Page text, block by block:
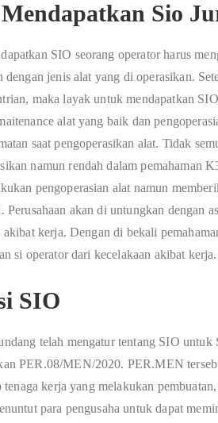
Sio
SIO seorang operator harus
dengan jenis alat yang di operasikan.
maka layak untuk mendapatkan
alat yang baik dan
saat pengoperasikan alat. Tidak
namun rendah dalam pemahaman
pengoperasian alat namun
Perusahaan akan di untungkan dengan
akibat kerja. Dengan di bekali
si operator dari kecelakaan akibat kerja.
SIO
telah mengatur tentang SIO
PER.08/MEN/2020. PER.MEN
tenaga kerja yang melakukan
para pengusaha untuk dapat